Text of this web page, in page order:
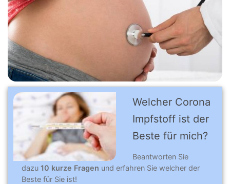
Welcher Corona
Impfstoff ist der
Beste für mich?
Beantworten Sie
dazu 10 kurze Fragen und erfahren Sie welcher der
Beste für Sie ist!